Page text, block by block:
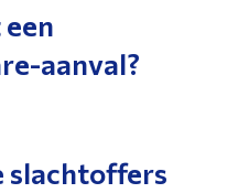
aanval?
slachtoffers